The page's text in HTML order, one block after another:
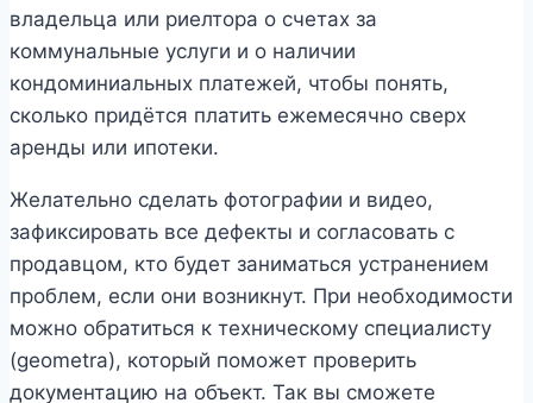
владельца или риелтора о счетах за
коммунальные услуги и о наличии
кондоминиальных платежей, чтобы понять,
сколько придётся платить ежемесячно сверх
аренды или ипотеки.
Желательно сделать фотографии и видео,
зафиксировать все дефекты и согласовать с
продавцом, кто будет заниматься устранением
проблем, если они возникнут. При необходимости
можно обратиться к техническому специалисту
(geometra), который поможет проверить
документацию на объект. Так вы сможете